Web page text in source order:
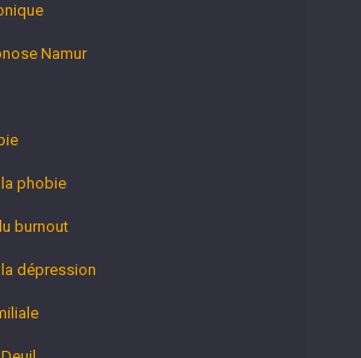
Namur
phobie
burnout
dépression